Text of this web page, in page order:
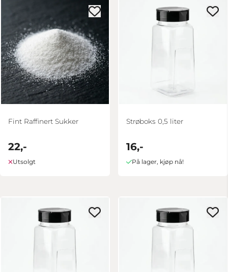
Fint Raffinert Sukker
22,-
Utsolgt
Strøboks 0,5 liter
16,-
På lager, kjøp nå!